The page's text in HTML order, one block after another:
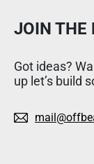
JOIN THE
Got ideas?
up let’s build